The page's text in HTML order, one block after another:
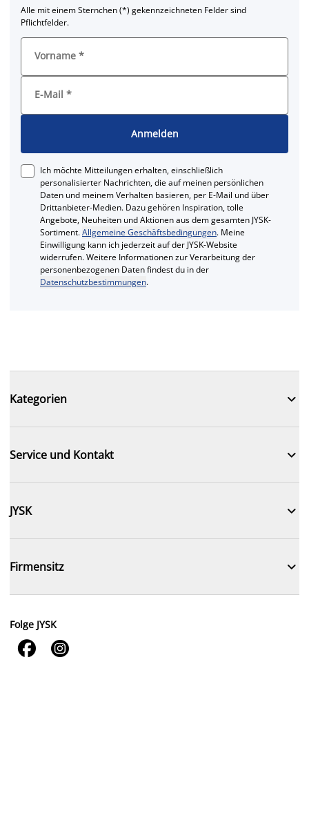
Alle mit einem Sternchen (*) gekennzeichneten Felder sind
Pflichtfelder.
Vorname *
E-Mail *
Anmelden
Ich möchte Mitteilungen erhalten, einschließlich
personalisierter Nachrichten, die auf meinen persönlichen
Daten und meinem Verhalten basieren, per E-Mail und über
Drittanbieter-Medien. Dazu gehören Inspiration, tolle
Angebote, Neuheiten und Aktionen aus dem gesamten JYSK-
Sortiment.Allgemeine Geschäftsbedingungen. Meine
Einwilligung kann ich jederzeit auf der JYSK-Website
widerrufen. Weitere Informationen zur Verarbeitung der
personenbezogenen Daten findest du in der
Datenschutzbestimmungen.
Kategorien 
Service und Kontakt 
JYSK 
Firmensitz 
Folge JYSK
 